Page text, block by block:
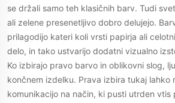
se držali samo teh klasičnih barv. Tudi
ali zelene presenetljivo dobro delujejo.
prilagodijo kateri koli vrsti papirja ali
delo, in tako ustvarijo dodatni vizualno
Ko izbirajo pravo barvo in oblikovni slog,
končnem izdelku. Prava izbira tukaj lahko
komunikacijo na način, ki pusti utrden vtis